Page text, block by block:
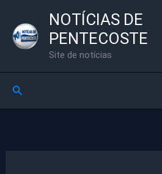
para
NOTÍCIAS DE
PENTECOSTE
Site de notícias
Pesquisar